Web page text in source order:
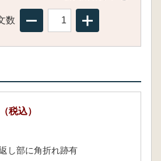
数
（税込）
し部に角折れ跡有